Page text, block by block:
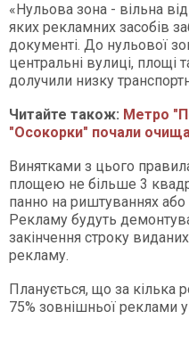
«Нульова зона - вільна
яких рекламних засобів
документі. До нульової
центральні вулиці, площі
долучили низку
Читайте також: Метро
"Осокорки" почали
Винятками з цього
площею не більше 3
панно на риштуваннях
Рекламу будуть
закінчення строку
рекламу.
Планується, що за кілька
75% зовнішньої реклами у